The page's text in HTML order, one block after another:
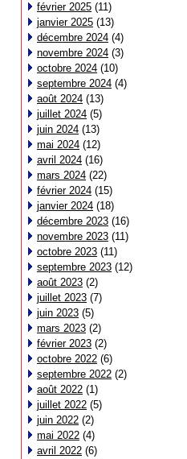
février 2025 (11)
janvier 2025 (13)
décembre 2024 (4)
novembre 2024 (3)
octobre 2024 (10)
septembre 2024 (4)
août 2024 (13)
juillet 2024 (5)
juin 2024 (13)
mai 2024 (12)
avril 2024 (16)
mars 2024 (22)
février 2024 (15)
janvier 2024 (18)
décembre 2023 (16)
novembre 2023 (11)
octobre 2023 (11)
septembre 2023 (12)
août 2023 (2)
juillet 2023 (7)
juin 2023 (5)
mars 2023 (2)
février 2023 (2)
octobre 2022 (6)
septembre 2022 (2)
août 2022 (1)
juillet 2022 (5)
juin 2022 (2)
mai 2022 (4)
avril 2022 (6)